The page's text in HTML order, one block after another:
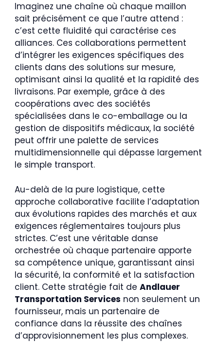
Imaginez une chaîne où chaque maillon
sait précisément ce que l’autre attend :
c’est cette fluidité qui caractérise ces
alliances. Ces collaborations permettent
d’intégrer les exigences spécifiques des
clients dans des solutions sur mesure,
optimisant ainsi la qualité et la rapidité des
livraisons. Par exemple, grâce à des
coopérations avec des sociétés
spécialisées dans le co-emballage ou la
gestion de dispositifs médicaux, la société
peut offrir une palette de services
multidimensionnelle qui dépasse largement
le simple transport.
Au-delà de la pure logistique, cette
approche collaborative facilite l’adaptation
aux évolutions rapides des marchés et aux
exigences réglementaires toujours plus
strictes. C’est une véritable danse
orchestrée où chaque partenaire apporte
sa compétence unique, garantissant ainsi
la sécurité, la conformité et la satisfaction
client. Cette stratégie fait de Andlauer
Transportation Services non seulement un
fournisseur, mais un partenaire de
confiance dans la réussite des chaînes
d’approvisionnement les plus complexes.